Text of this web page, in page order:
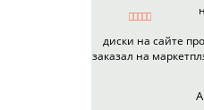
337
401
67,1
70,1
MG
MGM
OrD
диски на сайте
заказал на